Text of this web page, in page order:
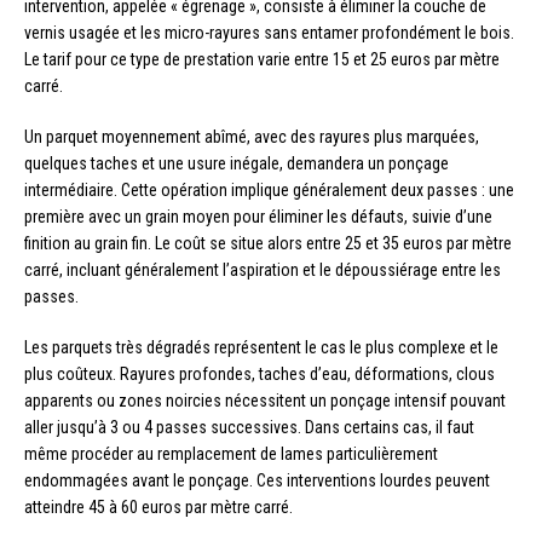
intervention, appelée « égrenage », consiste à éliminer la couche de
vernis usagée et les micro-rayures sans entamer profondément le bois.
Le tarif pour ce type de prestation varie entre 15 et 25 euros par mètre
carré.
Un parquet moyennement abîmé, avec des rayures plus marquées,
quelques taches et une usure inégale, demandera un ponçage
intermédiaire. Cette opération implique généralement deux passes : une
première avec un grain moyen pour éliminer les défauts, suivie d’une
finition au grain fin. Le coût se situe alors entre 25 et 35 euros par mètre
carré, incluant généralement l’aspiration et le dépoussiérage entre les
passes.
Les parquets très dégradés représentent le cas le plus complexe et le
plus coûteux. Rayures profondes, taches d’eau, déformations, clous
apparents ou zones noircies nécessitent un ponçage intensif pouvant
aller jusqu’à 3 ou 4 passes successives. Dans certains cas, il faut
même procéder au remplacement de lames particulièrement
endommagées avant le ponçage. Ces interventions lourdes peuvent
atteindre 45 à 60 euros par mètre carré.